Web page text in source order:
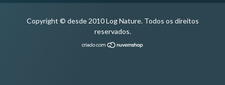
Copyright © desde 2010 Log Nature. Todos os direitos
reservados.